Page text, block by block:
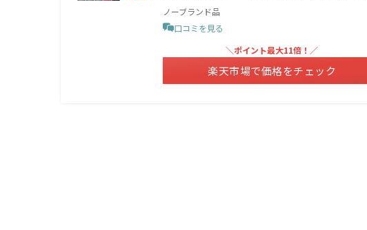
ノーブランド品
口コミを見る
＼ポイント最大11倍！／
楽天市場で価格をチェック